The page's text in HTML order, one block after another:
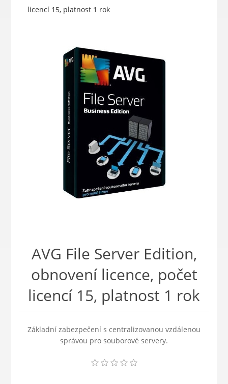
licencí 15, platnost 1 rok
AVG File Server Edition,
obnovení licence, počet
licencí 15, platnost 1 rok
Základní zabezpečení s centralizovanou vzdálenou
správou pro souborové servery.